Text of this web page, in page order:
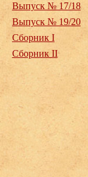
Выпуск № 17/18
Выпуск № 19/20
Сборник I
Сборник II